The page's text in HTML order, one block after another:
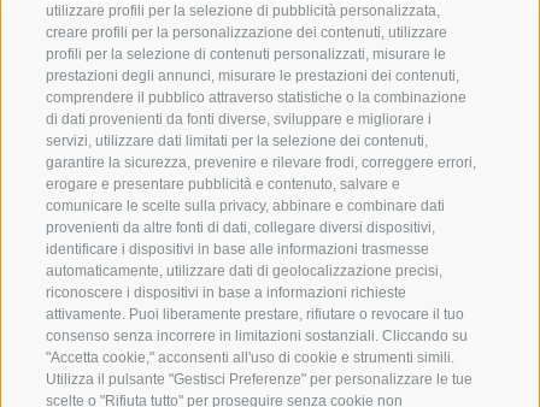
utilizzare profili per la selezione di pubblicità personalizzata,
creare profili per la personalizzazione dei contenuti, utilizzare
profili per la selezione di contenuti personalizzati, misurare le
prestazioni degli annunci, misurare le prestazioni dei contenuti,
comprendere il pubblico attraverso statistiche o la combinazione
di dati provenienti da fonti diverse, sviluppare e migliorare i
servizi, utilizzare dati limitati per la selezione dei contenuti,
garantire la sicurezza, prevenire e rilevare frodi, correggere errori,
erogare e presentare pubblicità e contenuto, salvare e
comunicare le scelte sulla privacy, abbinare e combinare dati
provenienti da altre fonti di dati, collegare diversi dispositivi,
identificare i dispositivi in base alle informazioni trasmesse
automaticamente, utilizzare dati di geolocalizzazione precisi,
riconoscere i dispositivi in base a informazioni richieste
attivamente. Puoi liberamente prestare, rifiutare o revocare il tuo
consenso senza incorrere in limitazioni sostanziali. Cliccando su
"Accetta cookie," acconsenti all'uso di cookie e strumenti simili.
Utilizza il pulsante "Gestisci Preferenze" per personalizzare le tue
scelte o "Rifiuta tutto" per proseguire senza cookie non
BENVENUTI NELLA REGIONE
TURISTICA DI RACINES
VAL GIOVO
VAL RACINES
VAL RIDANNA
IMPIANTI DI RISALITA
SPORT E
MOMENTI
SCIARE
ESCURSIONI
ALTA
BIKE